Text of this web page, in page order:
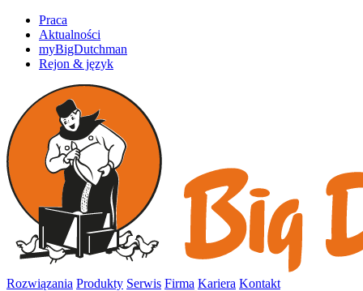
Praca
Aktualności
myBigDutchman
Rejon & język
Rozwiązania Produkty Serwis Firma Kariera Kontakt